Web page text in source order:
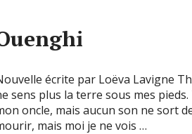
écrite par Loëva Lavigne
sens plus la terre sous mes
oncle, mais aucun son ne sort
mais moi je ne vois …